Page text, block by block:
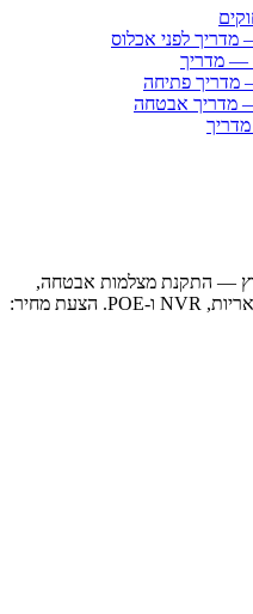
לפני אכלוס
— מדריך
מדריך פתיחה
מדריך אבטחה
— התקנת מצלמות אבטחה,
מצלמת אבטחה לבחוץ, אלחוטיות וסולאריות, NVR ו-POE. הצעת מחיר: